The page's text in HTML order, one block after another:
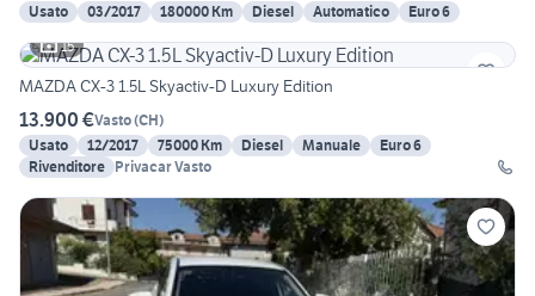
Usato
03/2017 180000 Km Diesel Automatico
Euro 6
15
MAZDA CX-3 1.5L Skyactiv-D Luxury Edition
13.900 €Vasto(CH)
Usato
12/2017 75000 Km Diesel Manuale
Euro 6
Rivenditore Privacar Vasto